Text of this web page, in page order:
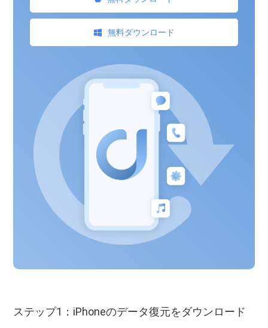
無料ダウンロード
ステップ1：iPhoneのデータ復元をダウンロード